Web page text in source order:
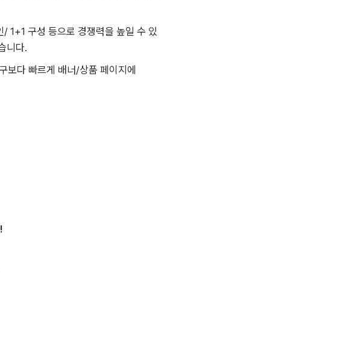
1+1 구성 등으로 경쟁력을 높일 수 있
니다.
보다 빠르게 배너/상품 페이지에